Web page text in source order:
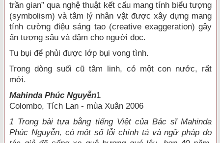
trần gian” qua nghệ thuật kết cấu mang tính biểu tượng
(symbolism) và tâm lý nhân vật được xây dựng mang
tính cường điệu sáng tạo (creative exaggeration) gây
ấn tượng sâu và đậm cho người đọc.
Tu bụi để phủi được lớp bụi vong tình.
Trong dòng suối cũ tâm linh, có một con nước, rất
mới.
Mahinda Phúc Nguyễn1
Colombo, Tích Lan - mùa Xuân 2006
1 Trong bài tựa bằng tiếng Việt của Bác sĩ Mahinda
Phúc Nguyễn, có một số lỗi chính tả và ngữ pháp do